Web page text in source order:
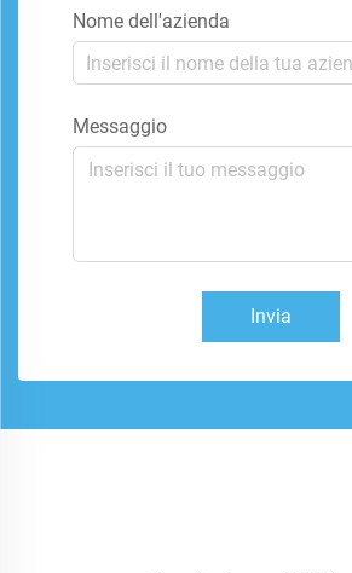
Nome dell'azienda
Messaggio
Invia